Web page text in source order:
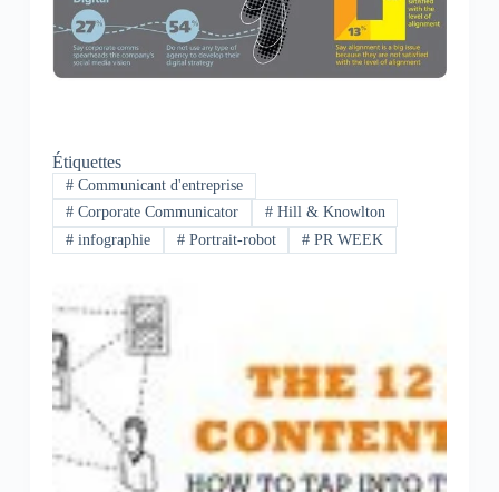
Étiquettes
#Communicant d'entreprise
#Corporate Communicator #Hill & Knowlton
#infographie #Portrait-robot # PR WEEK